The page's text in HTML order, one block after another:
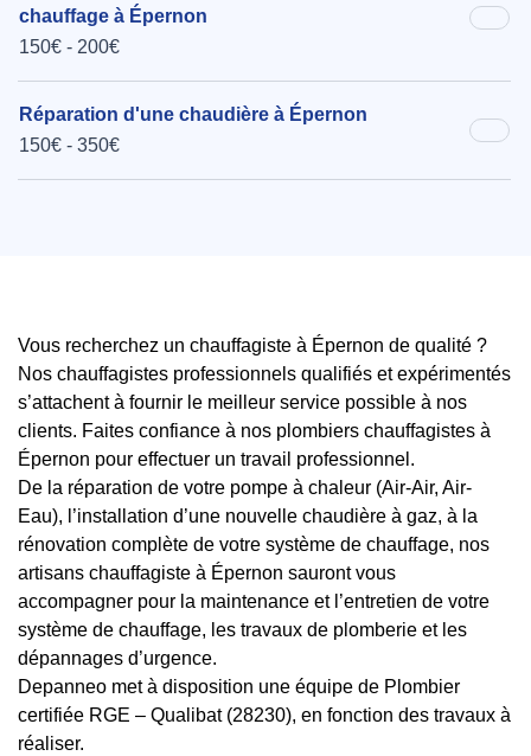
chauffage à Épernon
150€ - 200€
Réparation d'une chaudière à Épernon
150€ - 350€
Vous recherchez un chauffagiste à Épernon de qualité ?
Nos chauffagistes professionnels qualifiés et expérimentés
s’attachent à fournir le meilleur service possible à nos
clients. Faites confiance à nos plombiers chauffagistes à
Épernon pour effectuer un travail professionnel.
De la réparation de votre pompe à chaleur (Air-Air, Air-
Eau), l’installation d’une nouvelle chaudière à gaz, à la
rénovation complète de votre système de chauffage, nos
artisans chauffagiste à Épernon sauront vous
accompagner pour la maintenance et l’entretien de votre
système de chauffage, les travaux de plomberie et les
dépannages d’urgence.
Depanneo met à disposition une équipe de Plombier
certifiée RGE – Qualibat (28230), en fonction des travaux à
réaliser.